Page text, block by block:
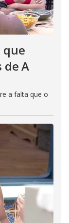
que
A
a falta que o